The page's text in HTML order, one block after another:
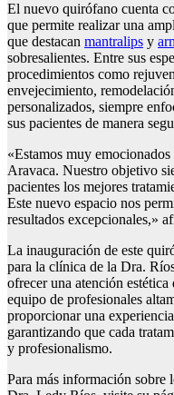
El nuevo quirófano cuenta
que permite realizar una
que destacan mantralips y
sobresalientes. Entre sus
procedimientos como
envejecimiento,
personalizados, siempre
sus pacientes de manera
«Estamos muy
Aravaca. Nuestro objetivo
pacientes los mejores
Este nuevo espacio nos
resultados excepcionales,»
La inauguración de este
para la clínica de la Dra.
ofrecer una atención
equipo de profesionales
proporcionar una
garantizando que cada
y profesionalismo.
Para más información sobre